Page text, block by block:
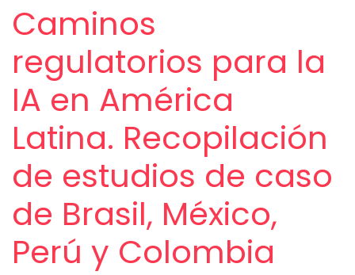
Caminos
regulatorios para la
IA en América
Latina. Recopilación
de estudios de caso
de Brasil, México,
Perú y Colombia